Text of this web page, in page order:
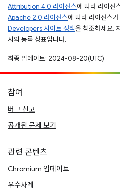
Attribution 4.0 라이선스에 따라 라이선
Apache 2.0 라이선스에 따라 라이선스
Developers 사이트 정책을 참조하세요.
사의 등록 상표입니다.
최종 업데이트: 2024-08-20(UTC)
참여
버그 신고
공개된 문제 보기
관련 콘텐츠
Chromium 업데이트
우수사례